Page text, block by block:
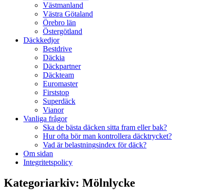
Västmanland
Västra Götaland
Örebro län
Östergötland
Däckkedjor
Bestdrive
Däckia
Däckpartner
Däckteam
Euromaster
Firststop
Superdäck
Vianor
Vanliga frågor
Ska de bästa däcken sitta fram eller bak?
Hur ofta bör man kontrollera däcktrycket?
Vad är belastningsindex för däck?
Om sidan
Integritetspolicy
Kategoriarkiv: Mölnlycke